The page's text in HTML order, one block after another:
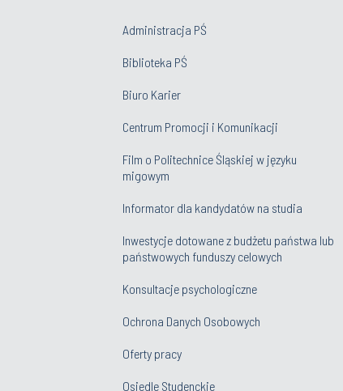
Administracja PŚ
Biblioteka PŚ
Biuro Karier
Centrum Promocji i Komunikacji
Film o Politechnice Śląskiej w języku
migowym
Informator dla kandydatów na studia
Inwestycje dotowane z budżetu państwa lub
państwowych funduszy celowych
Konsultacje psychologiczne
Ochrona Danych Osobowych
Oferty pracy
Osiedle Studenckie